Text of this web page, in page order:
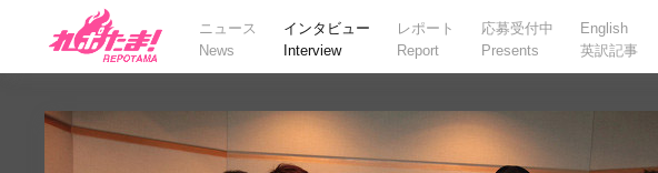
ニュース
News
インタビュー
Interview
レポート
Report
応募受付中
Presents
English
英訳記事